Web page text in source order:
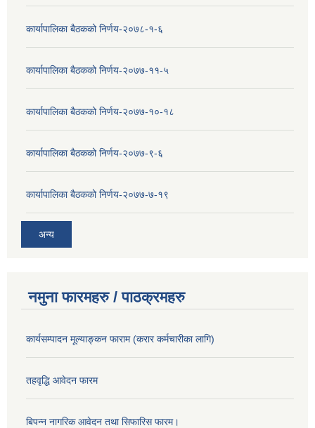
कार्यापालिका बैठकको निर्णय-२०७८-१-६
कार्यापालिका बैठकको निर्णय-२०७७-११-५
कार्यापालिका बैठकको निर्णय-२०७७-१०-१८
कार्यापालिका बैठकको निर्णय-२०७७-९-६
कार्यापालिका बैठकको निर्णय-२०७७-७-१९
अन्य
नमुना फारमहरु / पाठक्रमहरु
कार्यसम्पादन मूल्याङ्कन फाराम (करार कर्मचारीका लागि)
तहवृद्धि आवेदन फारम
बिपन्‍न नागरिक आवेदन तथा सिफारिस फारम।